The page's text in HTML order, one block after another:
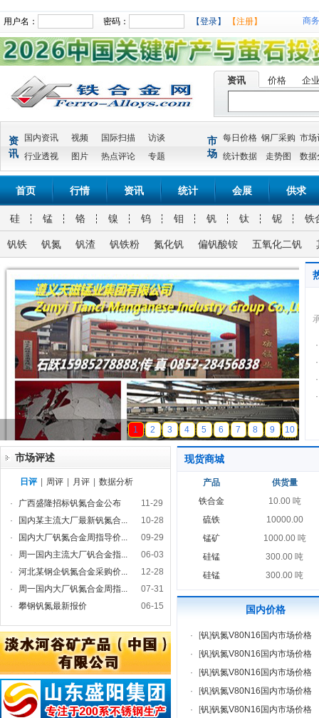
用户名： 密码： 【登录】 【注册】 商
资讯 价格 企
资
讯
国内资讯 视频 国际扫描
访谈
行业透视
图片 热点评论 专题
市
场
每日价格 钢厂采购 市场
统计数据
走势图 数据
首页 行情 资讯 统计 会展 供求
硅 锰 铬 镍 钨 钼 钒 钛 铌 铁
钒铁 钒氮 钒渣 钒铁粉 氮化钒 偏钒酸铵 五氧化二钒
天磁锰业
1 2 3 4 5 6 7 8 9 10
·
·
·
·
市场评述
日评 周评 月评 数据分析
· 广西盛隆招标钒氮合金公布
11-29
·
国内某主流大厂最新钒氮合...
10-28
·
国内大厂钒氮合金周指导价...
09-29
·
周一国内主流大厂钒合金指...
06-03
·
河北某钢企钒氮合金采购价...
12-28
·
周一国内大厂钒氮合金周指...
07-31
·
攀钢钒氮最新报价 06-15
现货商城
产品
供货量
铁合金
10.00 吨
硫铁
10000.00
锰矿
1000.00 吨
硅锰
300.00 吨
硅锰
300.00 吨
国内价格
· [钒]钒氮V80N16国内市场价格
·
[钒]钒氮V80N16国内市场价格
·
[钒]钒氮V80N16国内市场价格
·
[钒]钒氮V80N16国内市场价格
·
[钒]钒氮V80N16国内市场价格